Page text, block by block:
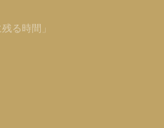
る時間」